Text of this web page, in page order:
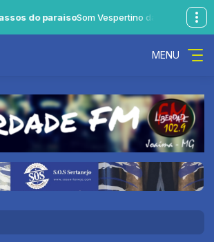
do paraisoSom Vespertino das 12:00 às 18:00
MENU